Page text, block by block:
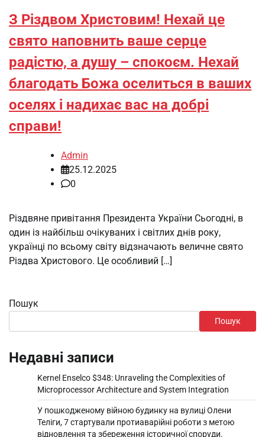
З Різдвом Христовим! Нехай це
свято наповнить ваше серце
радістю, а душу – спокоєм. Нехай
благодать Божа оселиться в ваших
оселях і надихає вас на добрі
справи!
Admin
25.12.2025
0
Різдвяне привітання Президента України Сьогодні, в
один із найбільш очікуваних і світлих днів року,
українці по всьому світу відзначають величне свято
Різдва Христового. Це особливий […]
Пошук
Пошук
Недавні записи
Kernel Enselco $348: Unraveling the Complexities of
Microprocessor Architecture and System Integration
У пошкодженому війною будинку на вулиці Олени
Теліги, 7 стартували протиаварійні роботи з метою
відновлення та збереження історичної споруди.